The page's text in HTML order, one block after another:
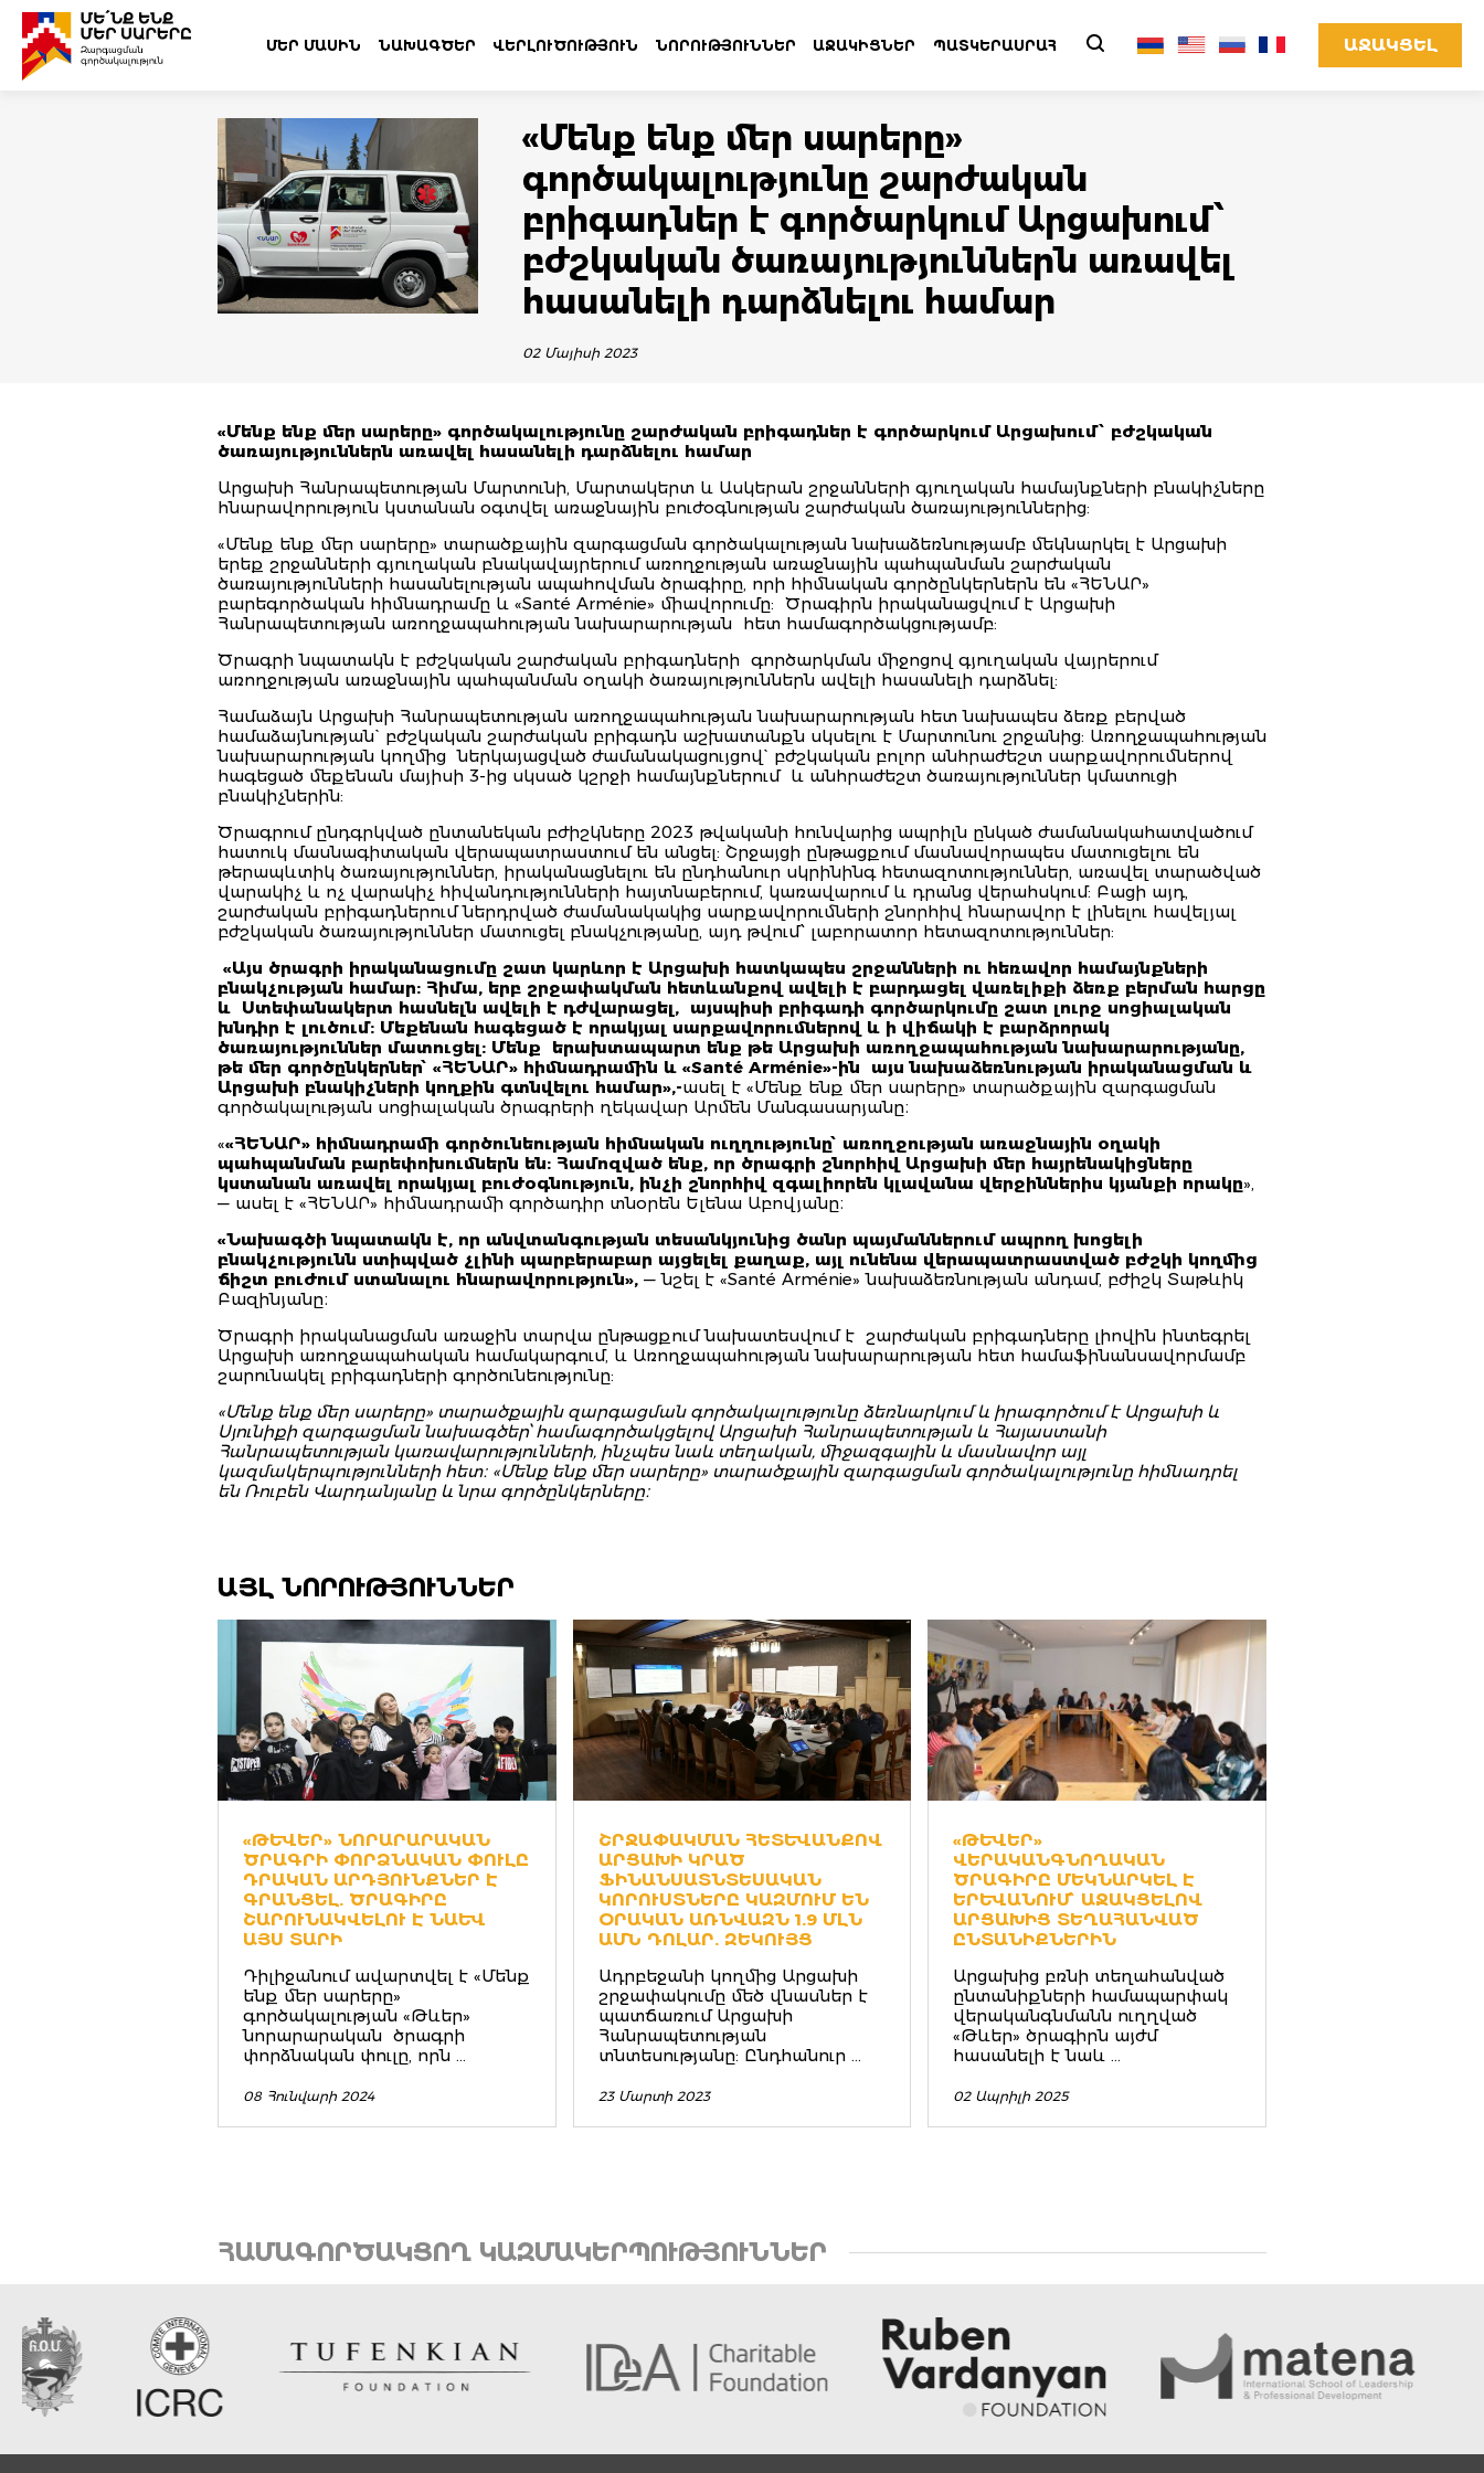
ՄԵՐ ՄԱՍԻՆ ՆԱԽԱԳԾԵՐ ՎԵՐԼՈՒԾՈՒԹՅՈՒՆ ՆՈՐՈՒԹՅՈՒՆՆԵՐ ԱՋԱԿԻՑՆԵՐ ՊԱՏԿԵՐԱՍՐԱՀ ԱՋԱԿՑԵԼ
«Մենք ենք մեր սարերը»
գործակալությունը շարժական
բրիգադներ է գործարկում Արցախում՝
բժշկական ծառայություններն առավել
հասանելի դարձնելու համար
02 Մայիսի 2023
«Մենք ենք մեր սարերը» գործակալությունը շարժական բրիգադներ է գործարկում Արցախում՝ բժշկական
ծառայություններն առավել հասանելի դարձնելու համար
Արցախի Հանրապետության Մարտունի, Մարտակերտ և Ասկերան շրջանների գյուղական համայնքների բնակիչները
հնարավորություն կստանան օգտվել առաջնային բուժօգնության շարժական ծառայություններից:
«Մենք ենք մեր սարերը» տարածքային զարգացման գործակալության նախաձեռնությամբ մեկնարկել է Արցախի
երեք շրջանների գյուղական բնակավայրերում առողջության առաջնային պահպանման շարժական
ծառայությունների հասանելության ապահովման ծրագիրը, որի հիմնական գործընկերներն են «ՀԵՆԱՐ»
բարեգործական հիմնադրամը և «Santé Arménie» միավորումը: Ծրագիրն իրականացվում է Արցախի
Հանրապետության առողջապահության նախարարության հետ համագործակցությամբ:
Ծրագրի նպատակն է բժշկական շարժական բրիգադների գործարկման միջոցով գյուղական վայրերում
առողջության առաջնային պահպանման օղակի ծառայություններն ավելի հասանելի դարձնել:
Համաձայն Արցախի Հանրապետության առողջապահության նախարարության հետ նախապես ձեռք բերված
համաձայնության` բժշկական շարժական բրիգադն աշխատանքն սկսելու է Մարտունու շրջանից: Առողջապահության
նախարարության կողմից ներկայացված ժամանակացույցով` բժշկական բոլոր անհրաժեշտ սարքավորումներով
հագեցած մեքենան մայիսի 3-ից սկսած կշրջի համայնքներում և անհրաժեշտ ծառայություններ կմատուցի
բնակիչներին:
Ծրագրում ընդգրկված ընտանեկան բժիշկները 2023 թվականի հունվարից ապրիլն ընկած ժամանակահատվածում
հատուկ մասնագիտական վերապատրաստում են անցել: Շրջայցի ընթացքում մասնավորապես մատուցելու են
թերապևտիկ ծառայություններ, իրականացնելու են ընդհանուր սկրինինգ հետազոտություններ, առավել տարածված
վարակիչ և ոչ վարակիչ հիվանդությունների հայտնաբերում, կառավարում և դրանց վերահսկում: Բացի այդ,
շարժական բրիգադներում ներդրված ժամանակակից սարքավորումների շնորհիվ հնարավոր է լինելու հավելյալ
բժշկական ծառայություններ մատուցել բնակչությանը, այդ թվում՝ լաբորատոր հետազոտություններ:
«Այս ծրագրի իրականացումը շատ կարևոր է Արցախի հատկապես շրջանների ու հեռավոր համայնքների
բնակչության համար: Հիմա, երբ շրջափակման հետևանքով ավելի է բարդացել վառելիքի ձեռք բերման հարցը
և Ստեփանակերտ հասնելն ավելի է դժվարացել, այսպիսի բրիգադի գործարկումը շատ լուրջ սոցիալական
խնդիր է լուծում: Մեքենան հագեցած է որակյալ սարքավորումներով և ի վիճակի է բարձրորակ
ծառայություններ մատուցել: Մենք
երախտապարտ ենք թե Արցախի առողջապահության նախարարությանը,
թե մեր գործընկերներ՝ «ՀԵՆԱՐ» հիմնադրամին և «Santé Arménie»-ին
այս նախաձեռնության իրականացման և
Արցախի բնակիչների կողքին գտնվելու համար»,-ասել է «Մենք ենք մեր սարերը» տարածքային զարգացման
գործակալության սոցիալական ծրագրերի ղեկավար Արմեն Մանգասարյանը։
««ՀԵՆԱՐ» հիմնադրամի գործունեության հիմնական ուղղությունը՝ առողջության առաջնային օղակի
պահպանման բարեփոխումներն են: Համոզված ենք, որ ծրագրի շնորհիվ Արցախի մեր հայրենակիցները
կստանան առավել որակյալ բուժօգնություն, ինչի շնորհիվ զգալիորեն կլավանա վերջիններիս կյանքի որակը»,
— ասել է «ՀԵՆԱՐ» հիմնադրամի գործադիր տնօրեն Ելենա Աբովյանը։
«Նախագծի նպատակն է, որ անվտանգության տեսանկյունից ծանր պայմաններում ապրող խոցելի
բնակչությունն ստիպված չլինի պարբերաբար այցելել քաղաք, այլ ունենա վերապատրաստված բժշկի կողմից
ճիշտ բուժում ստանալու հնարավորություն», — նշել է «Santé Arménie» նախաձեռնության անդամ, բժիշկ Տաթևիկ
Բազինյանը։
Ծրագրի իրականացման առաջին տարվա ընթացքում նախատեսվում է շարժական բրիգադները լիովին ինտեգրել
Արցախի առողջապահական համակարգում, և Առողջապահության նախարարության հետ համաֆինանսավորմամբ
շարունակել բրիգադների գործունեությունը:
«Մենք ենք մեր սարերը» տարածքային զարգացման գործակալությունը ձեռնարկում և իրագործում է Արցախի և
Սյունիքի զարգացման նախագծեր՝ համագործակցելով Արցախի Հանրապետության և Հայաստանի
Հանրապետության կառավարությունների, ինչպես նաև տեղական, միջազգային և մասնավոր այլ
կազմակերպությունների հետ։ «Մենք ենք մեր սարերը» տարածքային զարգացման գործակալությունը հիմնադրել
են Ռուբեն Վարդանյանը և նրա գործընկերները։
ԱՅԼ ՆՈՐՈՒԹՅՈՒՆՆԵՐ
«ԹԵՒԵՐ» ՆՈՐԱՐԱՐԱԿԱՆ
ԾՐԱԳՐԻ ՓՈՐՁՆԱԿԱՆ ՓՈՒԼԸ Դ
ՐԱԿԱՆ ԱՐԴՅՈՒՆՔՆԵՐ Է Գ
ՐԱՆՑԵԼ. ԾՐԱԳԻՐԸ Շ
ԱՐՈՒՆԱԿՎԵԼՈՒ Է ՆԱԵՒ ԱՅ
Ս ՏԱՐԻ
Դիլիջանում ավարտվել է «Մենք
ենք մեր սարերը»
գործակալության «Թևեր»
նորարարական ծրագրի
փորձնական փուլը, որն ...
08 Հունվարի 2024
ՇՐՋԱՓԱԿՄԱՆ ՀԵՏԵՒԱՆՔՈՎ
ԱՐՑԱԽԻ ԿՐԱԾ
ՖԻՆԱՆՍԱՏՆՏԵՍԱԿԱՆ
ԿՈՐՈՒՍՏՆԵՐԸ ԿԱԶՄՈՒՄ ԵՆ
ՕՐԱԿԱՆ ԱՌՆՎԱԶՆ 1.9 ՄԼՆ
ԱՄՆ ԴՈԼԱՐ. ԶԵԿՈՒՅՑ
Ադրբեջանի կողմից Արցախի
շրջափակումը մեծ վնասներ է
պատճառում Արցախի
Հանրապետության
տնտեսությանը: Ընդհանուր ...
23 Մարտի 2023
«ԹԵՒԵՐ» Վ
ԵՐԱԿԱՆԳՆՈՂԱԿԱՆ Ծ
ՐԱԳԻՐԸ ՄԵԿՆԱՐԿԵԼ Է Ե
ՐԵՒԱՆՈՒՄ՝ ԱՋԱԿՑԵԼՈՎ ԱՐ
ՑԱԽԻՑ ՏԵՂԱՀԱՆՎԱԾ ԸՆ
ՏԱՆԻՔՆԵՐԻՆ
Արցախից բռնի տեղահանված
ընտանիքների համապարփակ
վերականգնմանն ուղղված
«Թևեր» ծրագիրն այժմ
հասանելի է նաև ...
02 Ապրիլի 2025
ՀԱՄԱԳՈՐԾԱԿՑՈՂ ԿԱԶՄԱԿԵՐՊՈՒԹՅՈՒՆՆԵՐ